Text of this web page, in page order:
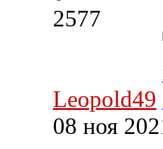
2577
Leopold49
08 ноя